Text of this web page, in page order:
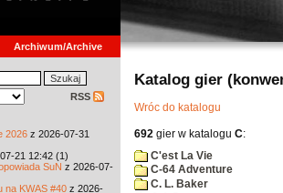
Archiwum/Archive
RSS
2026 z 2026-07-31
21 12:42 (1)
SuN z 2026-07-
na KWAS #40 z 2026-
Katalog gier
Wróc do katalogu
692 gier w katalogu C:
C'est La Vie
C-64 Adventure
C. L. Baker